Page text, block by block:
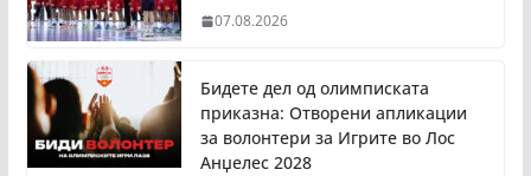
07.08.2026
Бидете дел од олимписката
приказна: Отворени апликации
за волонтери за Игрите во Лос
Анџелес 2028